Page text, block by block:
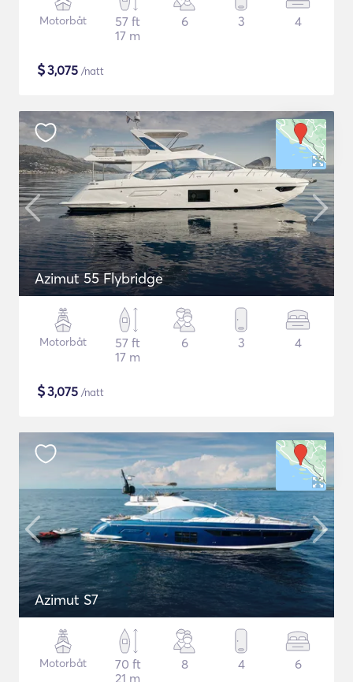
Motorbåt
57 ft
17 m
6 3 4
$3,075 /natt
Azimut 55 Flybridge
Motorbåt
57 ft
17 m
6 3 4
$3,075 /natt
Azimut S7
Motorbåt
70 ft
21 m
8 4 6